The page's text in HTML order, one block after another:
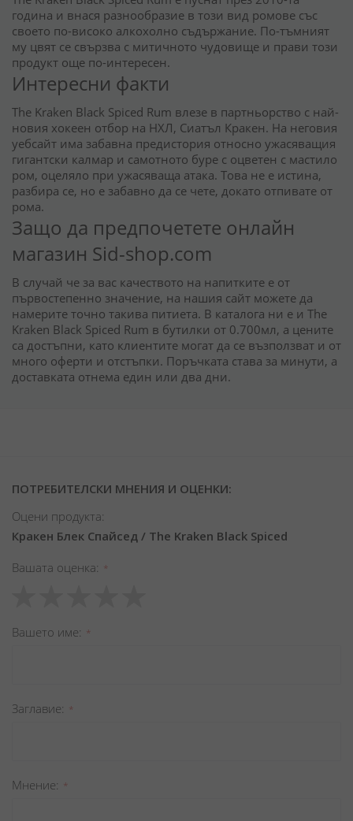
година и внася разнообразие в този вид ромове със
своето по-високо алкохолно съдържание. По-тъмният
му цвят се свързва с митичното чудовище и прави този
продукт още по-интересен.
Интересни факти
The Kraken Black Spiced Rum влезе в партньорство с най-
новия хокеен отбор на НХЛ, Сиатъл Кракен. На неговия
уебсайт има забавна предистория относно ужасяващия
гигантски калмар и самотното буре с оцветен с мастило
ром, оцеляло при ужасяваща атака. Това не е истина,
разбира се, но е забавно да се чете, докато отпивате от
рома.
Защо да предпочетете онлайн
магазин Sid-shop.com
В случай че за вас качеството на напитките е от
първостепенно значение, на нашия сайт можете да
намерите точно такива питиета. В каталога ни е и The
Kraken Black Spiced Rum в бутилки от 0.700мл, а цените
са достъпни, като клиентите могат да се възползват и от
много оферти и отстъпки. Поръчката става за минути, а
доставката отнема един или два дни.
ПОТРЕБИТЕЛСКИ МНЕНИЯ И ОЦЕНКИ:
Оцени продукта:
Кракен Блек Спайсед / The Kraken Black Spiced
Вашата оценка
star
stars
stars
stars
stars
Вашето име
Заглавиe
Мнение